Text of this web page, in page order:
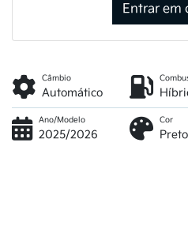
Entrar em
Câmbio
Automático
Ano/Modelo
2025/2026
Cor
Preto